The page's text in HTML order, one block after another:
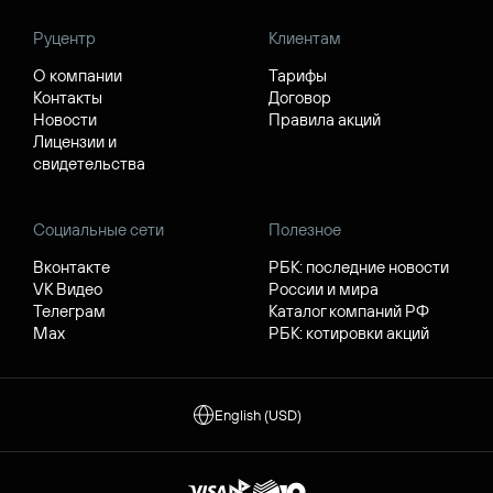
Руцентр
О компании
Контакты
Новости
Лицензии и
свидетельства
Клиентам
Тарифы
Договор
Правила акций
Социальные сети
Вконтакте
VK Видео
Телеграм
Max
Полезное
РБК: последние новости
России и мира
Каталог компаний РФ
РБК: котировки акций
English (USD)